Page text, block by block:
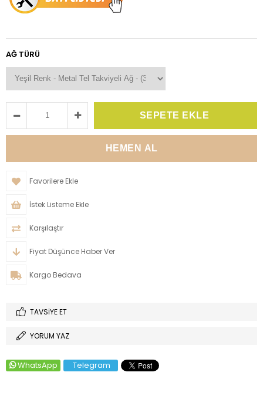
AĞ TÜRÜ
Favorilere Ekle
İstek Listeme Ekle
Karşılaştır
Fiyat Düşünce Haber Ver
Kargo Bedava
TAVSIYE ET
YORUM YAZ
WhatsApp Telegram